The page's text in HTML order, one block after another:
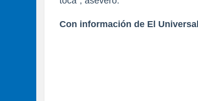
Con información de El Universal